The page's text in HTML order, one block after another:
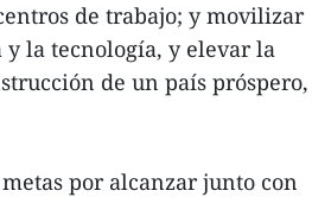
de trabajo; y movilizar
la tecnología, y elevar la
de un país próspero,
por alcanzar junto con